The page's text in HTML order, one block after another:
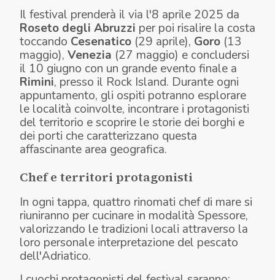
Il festival prenderà il via l'8 aprile 2025 da
Roseto degli Abruzzi per poi risalire la costa
toccando Cesenatico (29 aprile), Goro (13
maggio), Venezia (27 maggio) e concludersi
il 10 giugno con un grande evento finale a
Rimini, presso il Rock Island. Durante ogni
appuntamento, gli ospiti potranno esplorare
le località coinvolte, incontrare i protagonisti
del territorio e scoprire le storie dei borghi e
dei porti che caratterizzano questa
affascinante area geografica.
Chef e territori protagonisti
In ogni tappa, quattro rinomati chef di mare si
riuniranno per cucinare in modalità Spessore,
valorizzando le tradizioni locali attraverso la
loro personale interpretazione del pescato
dell'Adriatico.